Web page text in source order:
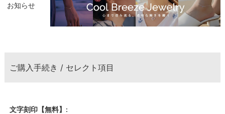
お知らせ
ご購入手続き / セレクト項目
文字刻印【無料】: